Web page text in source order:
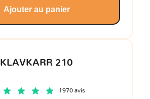
KLAVKARR 210
1970 avis
Ajouter au panier